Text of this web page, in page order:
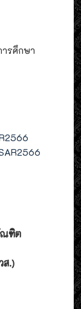
รศึกษา
ณฑิต
ส.)